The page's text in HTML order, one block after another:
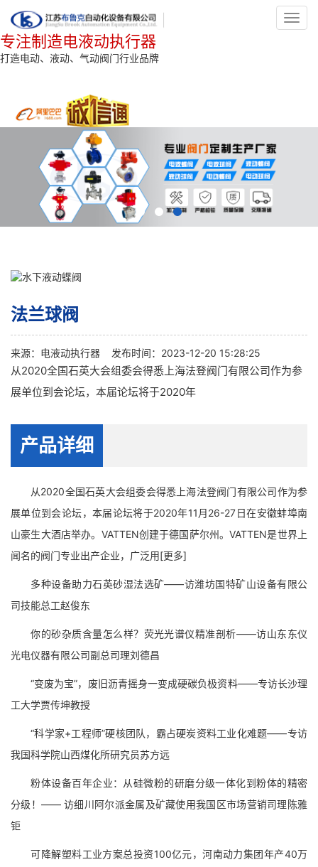
专注制造电液动执行器
打造电动、液动、气动阀门行业品牌
法兰球阀
来源： 电液动执行器 发布时间：2023-12-20 15:28:25
从2020全国石英大会组委会得悉上海法登阀门有限公司作为参
展单位到会论坛，本届论坛将于2020年
产品详细
从2020全国石英大会组委会得悉上海法登阀门有限公司作为参
展单位到会论坛，本届论坛将于2020年11月26-27日在安徽蚌埠南
山豪生大酒店举办。VATTEN创建于德国萨尔州。VATTEN是世界上
闻名的阀门专业出产企业，广泛用[更多]
多种设备助力石英砂湿法选矿——访潍坊国特矿山设备有限公
司技能总工赵俊东
你的砂杂质含量怎么样？荧光光谱仪精准剖析——访山东东仪
光电仪器有限公司副总司理刘德昌
“变废为宝”，废旧沥青摇身一变成硬碳负极资料——专访长沙理
工大学贾传坤教授
“科学家+工程师”硬核团队，霸占硬炭资料工业化难题——专访
我国科学院山西煤化所研究员苏方远
粉体设备百年企业：从硅微粉的研磨分级一体化到粉体的精密
分级！—— 访细川阿尔派金属及矿藏使用我国区市场营销司理陈雅
钜
可降解塑料工业方案总投资100亿元，河南动力集团年产40万